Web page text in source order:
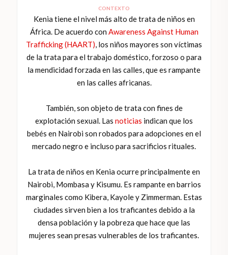
CONTEXTO
Kenia tiene el nivel más alto de trata de niños en
África. De acuerdo con Awareness Against Human
Trafficking (HAART), los niños mayores son víctimas
de la trata para el trabajo doméstico, forzoso o para
la mendicidad forzada en las calles, que es rampante
en las calles africanas.
También, son objeto de trata con fines de
explotación sexual. Las noticias indican que los
bebés en Nairobi son robados para adopciones en el
mercado negro e incluso para sacrificios rituales.
La trata de niños en Kenia ocurre principalmente en
Nairobi, Mombasa y Kisumu. Es rampante en barrios
marginales como Kibera, Kayole y Zimmerman. Estas
ciudades sirven bien a los traficantes debido a la
densa población y la pobreza que hace que las
mujeres sean presas vulnerables de los traficantes.